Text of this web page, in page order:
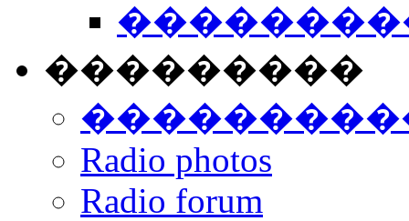
���������
Radio photos
Radio forum